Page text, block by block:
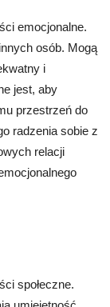
emocjonalne.
osób. Mogą
i
jest, aby
przestrzeń do
radzenia sobie z
relacji
społeczne.